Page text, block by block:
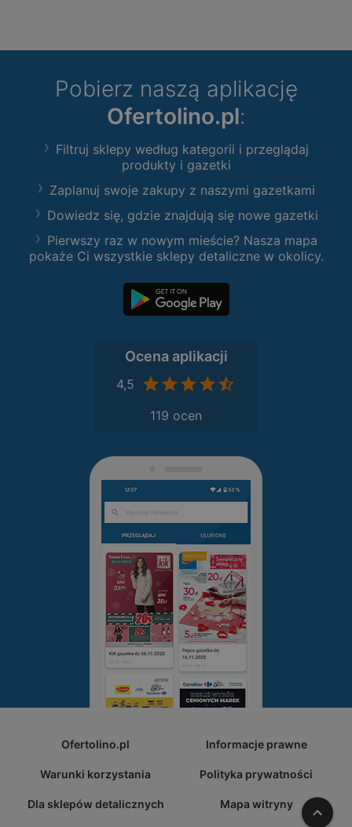
Pobierz naszą aplikację
Ofertolino.pl:
Filtruj sklepy według kategorii i przeglądaj
produkty i gazetki
Zaplanuj swoje zakupy z naszymi gazetkami
Dowiedz się, gdzie znajdują się nowe gazetki
Pierwszy raz w nowym mieście? Nasza mapa
pokaże Ci wszystkie sklepy detaliczne w okolicy.
Ocena aplikacji
4,5
119 ocen
Ofertolino.pl Informacje prawne
Warunki korzystania Polityka prywatności
Dla sklepów detalicznych Mapa witryny W